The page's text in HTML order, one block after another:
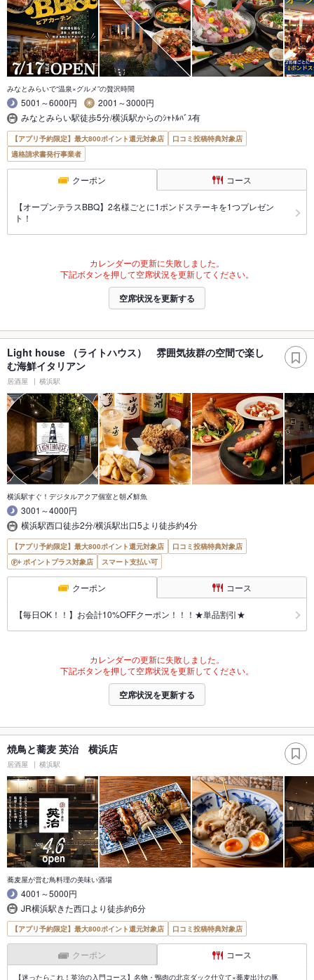
みなとみらいで“温泉×グルメ”の贅沢時間
5001～6000円
2001～3000円
みなとみらい駅徒歩5分/横浜駅からのｼｬﾄﾙﾊﾞｽ有
【アプリ予約限定】最大800ポイント還元対象店
口コミ投稿特典対象店
適格請求書発行事業者
クーポン コース
【オープンテラスBBQ】2名様ごとに1ポンドステーキを1つプレゼン
ト！
カレンダーの更新に失敗しました。
下記ボタンを押して空席状況を更新してください。
空席状況を更新する
Light house （ライトハウス） 雰囲気抜群の空間で楽し
む海鮮イタリアン
居酒屋 横浜駅
横浜駅すぐ！デジタルアクア個室と朝〆鮮魚
3001～4000円
横浜駅西口徒歩2分/横浜駅出口5より徒歩約4分
【アプリ予約限定】最大800ポイント還元対象店
口コミ投稿特典対象店
ポイントプラス対象店
スマート支払い可
クーポン コース
【毎日OK！！】お会計10%OFFクーポン！！！★単品割引★
カレンダーの更新に失敗しました。
下記ボタンを押して空席状況を更新してください。
空席状況を更新する
焼鳥と蕎麦 英治 横浜店
居酒屋 横浜駅
蕎麦屋が営む鳥料理の美味い酒場
4001～5000円
JR横浜駅きた西口より徒歩約6分
【アプリ予約限定】最大800ポイント還元対象店 口コミ投稿特典対象店
クーポン コース
【迷ったらこれ！英治の入門コース】名物・鴨肉の北京ダック仕立て×蕎麦出汁の豚